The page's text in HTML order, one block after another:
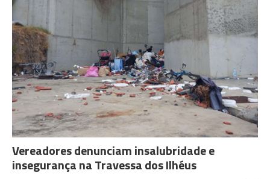
Vereadores denunciam insalubridade e
insegurança na Travessa dos Ilhéus